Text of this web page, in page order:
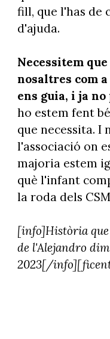
fill, que l'has de
d'ajuda.
Necessitem
nosaltres com
ens guia, i ja no
ho estem fent
que necessita. I
l'associació on
majoria estem
què l'infant
la roda dels
[info]Història que
de l'Alejandro
2023[/